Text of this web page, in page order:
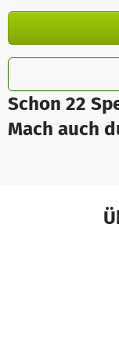
Schon 22
Mach auch